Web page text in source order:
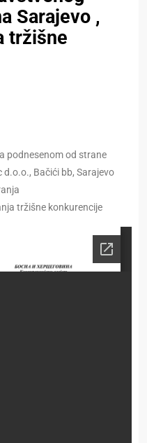
Sarajevo ,
tržišne
podnesenom od strane
Bačići bb, Sarajevo
tržišne konkurencije